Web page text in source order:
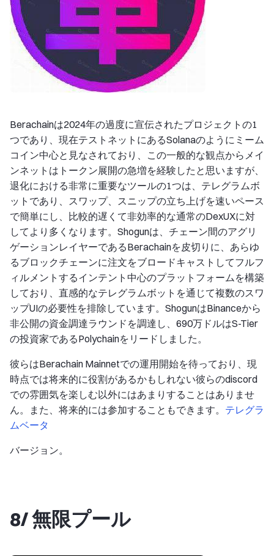
Berachainは2024年の過度に宣伝されたプロジェクトの1
つであり、現在テストネットにあるSolanaのようにミーム
コイン中心と見なされており、この一般的な観点からメイ
ンネットはトークン展開の急増を経験したと思いますが、
退化における非常に重要なツールの1つは、テレグラムボ
ットであり、スワップ、スニップの立ち上げを速いペース
で簡単にし、比較的遅くて非効率的な通常のDexUXに対
してより多くなります。Shogunは、チェーン間のアグリ
ゲーションレイヤーであるBerachainを皮切りに、あらゆ
るブロックチェーンに注文をブロードキャストしてフルフ
ィルメントするインテント中心のプラットフォームを構築
しており、直感的なテレグラムボットを通じて複数のスワ
ップUIの必要性を排除しています。ShogunはBinanceから
非公開の資金調達ラウンドを調達し、690万ドルはS-Tier
の投資家であるPolychainをリードしました。
彼らはBerachain Mainnetでの運用開始を待っており、現
時点では将来的に役割があるかもしれない彼らのdiscord
での雰囲気を楽しむ以外にはあまりすることはありませ
ん。また、将来的には参加することもできます。 テレグラ
ムベータ
バージョン。
8/ 無限プール